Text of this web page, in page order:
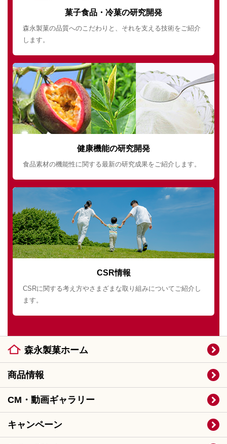
菓子食品・冷菓の研究開発
森永製菓の品質へのこだわりと、それを支える技術をご紹介
します。
健康機能の研究開発
食品素材の機能性に関する最新の研究成果をご紹介します。
CSR情報
CSRに関する考え方やさまざまな取り組みについてご紹介し
ます。
森永製菓ホーム
商品情報
CM・動画ギャラリー
キャンペーン